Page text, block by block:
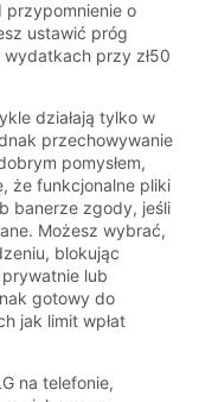
przypomnienie o
ustawić próg
przy zł50
działają tylko w
przechowywanie
pomysłem,
że funkcjonalne pliki
banerze zgody, jeśli
Możesz wybrać,
blokując
lub
gotowy do
jak limit wpłat
na telefonie,